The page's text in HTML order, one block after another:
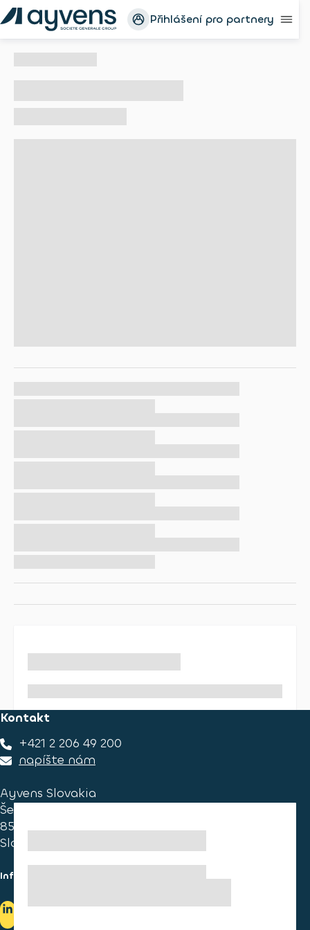
Přihlášení pro partnery
Kontakt
+421 2 206 49 200
napíšte nám
Ayvens Slovakia
Ševčenkova 34
851 01 Bratislava
Slovakia
Informace pro spotřebitele